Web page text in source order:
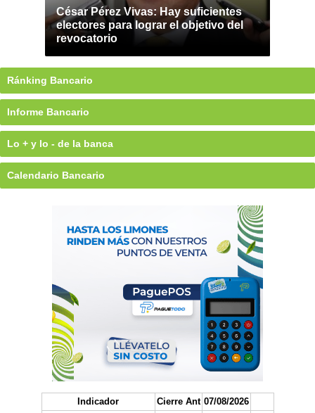
César Pérez Vivas: Hay suficientes
electores para lograr el objetivo del
revocatorio
Ránking Bancario
Informe Bancario
Lo + y lo - de la banca
Calendario Bancario
Indicador Cierre Ant 07/08/2026